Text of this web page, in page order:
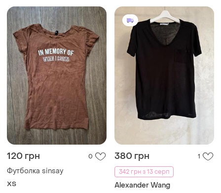
120 грн 0
Футболка sinsay
ХS
380 грн
1
342 грн з 13 серп
Alexander Wang